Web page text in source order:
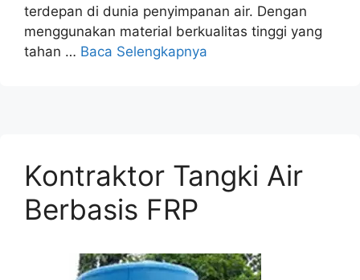
terdepan di dunia penyimpanan air. Dengan
menggunakan material berkualitas tinggi yang
tahan … Baca Selengkapnya
Kontraktor Tangki Air
Berbasis FRP